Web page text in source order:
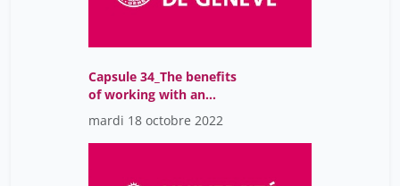
Capsule 34_The benefits
of working with an
analyst
mardi 18 octobre 2022